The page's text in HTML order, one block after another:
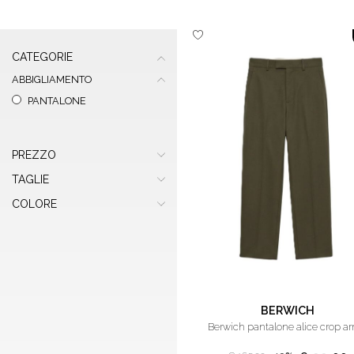
CATEGORIE
ABBIGLIAMENTO
PANTALONE
PREZZO
TAGLIE
COLORE
BERWICH
berwich pantalone alice crop